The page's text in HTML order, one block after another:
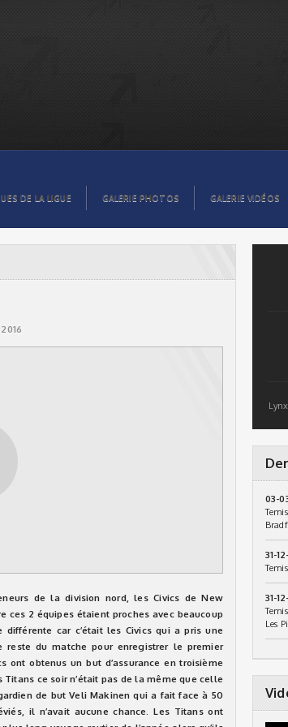
DE LA LIGUE GALERIE PHOTOS GALERIE VIDÉOS
de la division nord, les Civics de New
ces 2 équipes étaient proches avec beaucoup
différente car c’était les Civics qui a pris une
du matche pour enregistrer le premier
ont obtenus un but d’assurance en troisième
ce soir n’était pas de la même que celle
de but Veli Makinen qui a fait face à 50
il n’avait aucune chance. Les Titans ont
03-
31-
31-
Les